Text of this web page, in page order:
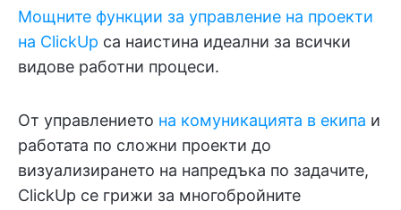
Мощните функции за управление на проекти
на ClickUp са наистина идеални за всички
видове работни процеси.
От управлението на комуникацията в екипа и
работата по сложни проекти до
визуализирането на напредъка по задачите,
ClickUp се грижи за многобройните